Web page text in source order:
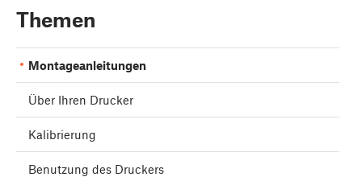
Themen
Montageanleitungen
Über Ihren Drucker
Kalibrierung
Benutzung des Druckers